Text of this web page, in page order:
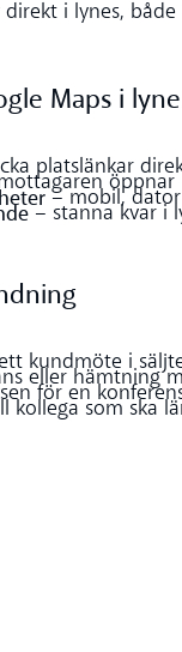
i lynes,
Maps i
platslänkar
öppnar
– mobil, dator
– stanna kvar i
kundmöte i
eller hämtning
för en
kollega som ska